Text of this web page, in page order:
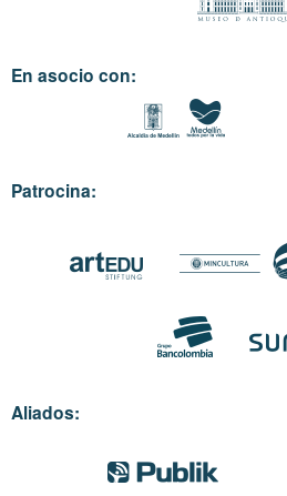
En asocio con:
Patrocina:
Aliados: